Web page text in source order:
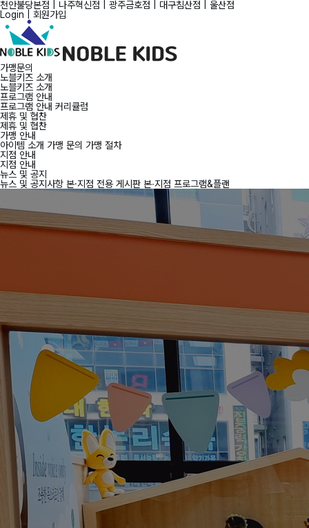
천안불당본점 나주혁신점 광주금호점 대구침산점
울산점
Login
회원가입
가맹문의
노블키즈 소개
노블키즈 소개
프로그램 안내
프로그램 안내 커리큘럼
제휴 및 협찬
제휴 및 협찬
가맹 안내
아이템 소개 가맹 문의 가맹 절차
지점 안내
지점 안내
뉴스 및 공지
뉴스 및 공지사항 본·지점 전용 게시판 본∙지점 프로그램&플랜